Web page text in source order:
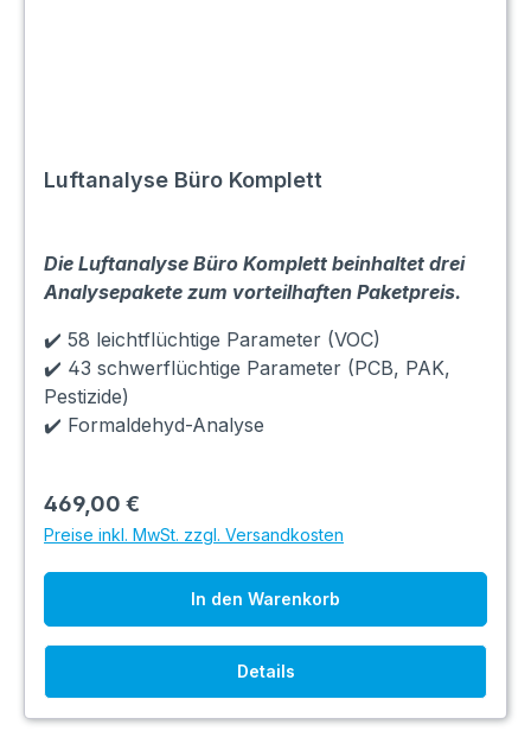
Luftanalyse Büro Komplett
Die Luftanalyse Büro Komplett beinhaltet drei
Analysepakete zum vorteilhaften Paketpreis.
✔️ 58 leichtflüchtige Parameter (VOC)
✔️ 43 schwerflüchtige Parameter (PCB, PAK,
Pestizide)
✔️ Formaldehyd-Analyse
469,00 €
Preise inkl. MwSt. zzgl. Versandkosten
In den Warenkorb
Details